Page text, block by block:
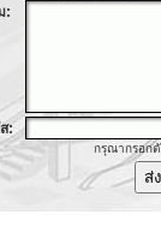
:
:
กรุณากรอก